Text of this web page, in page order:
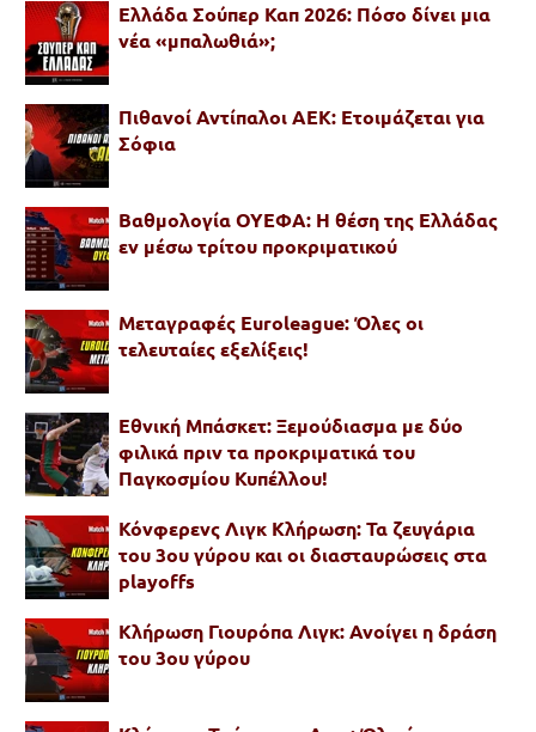
Ελλάδα Σούπερ Καπ 2026: Πόσο δίνει μια
νέα «μπαλωθιά»;
Πιθανοί Αντίπαλοι ΑΕΚ: Ετοιμάζεται για
Σόφια
Βαθμολογία ΟΥΕΦΑ: Η θέση της Ελλάδας
εν μέσω τρίτου προκριματικού
Μεταγραφές Euroleague: Όλες οι
τελευταίες εξελίξεις!
Εθνική Μπάσκετ: Ξεμούδιασμα με δύο
φιλικά πριν τα προκριματικά του
Παγκοσμίου Κυπέλλου!
Κόνφερενς Λιγκ Κλήρωση: Τα ζευγάρια
του 3ου γύρου και οι διασταυρώσεις στα
playoffs
Κλήρωση Γιουρόπα Λιγκ: Ανοίγει η δράση
του 3ου γύρου